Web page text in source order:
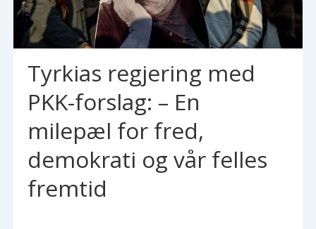
Tyrkias regjering med
PKK-forslag: – En
milepæl for fred,
demokrati og vår felles
fremtid